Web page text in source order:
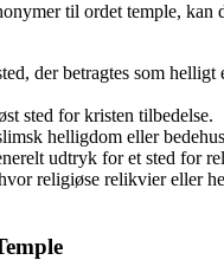
til ordet temple, kan
der betragtes som helligt
sted for kristen tilbedelse.
helligdom eller
udtryk for et sted for
religiøse relikvier eller